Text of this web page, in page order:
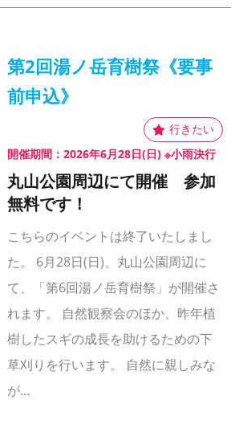
第2回湯ノ岳育樹祭《要事
前申込》
開催期間：2026年6月28日(日) ※小雨決行
丸山公園周辺にて開催 参加
無料です！
こちらのイベントは終了いたしまし
た。 6月28日(日)、丸山公園周辺に
て、「第6回湯ノ岳育樹祭」が開催さ
れます。 自然観察会のほか、昨年植
樹したスギの成長を助けるための下
草刈りを行います。 自然に親しみな
が…